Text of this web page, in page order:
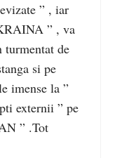
” , iar
” , va
turmentat de
si pe
imense la ”
externii ” pe
” .Tot